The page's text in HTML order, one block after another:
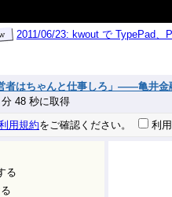
2011/06/23: kwout で TypePad
者はちゃんと仕事しろ」——亀井金
48 秒に取得
用規約をご確認ください。 利
る